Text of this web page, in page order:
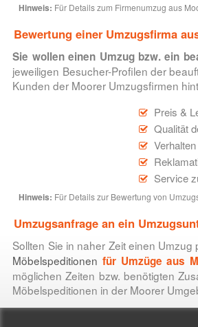
Hinweis: Für Details zum Firmenumzug aus
Bewertung einer Umzugsfirma
Sie wollen einen Umzug bzw. ein
jeweiligen Besucher-Profilen der
Kunden der Moorer Umzugsfirmen
Preis &
Qualität
Service
Hinweis: Für Details zur Bewertung von
Umzugsanfrage an ein
Sollten Sie in naher Zeit einen
Möbelspeditionenfür Umzüge aus
möglichen Zeiten bzw. benötigten
Möbelspeditionen in der Moorer